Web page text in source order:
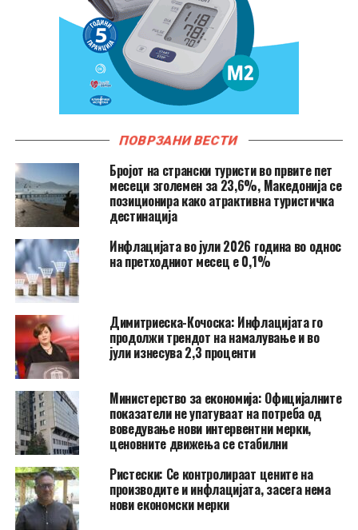
ПОВРЗАНИ ВЕСТИ
Бројот на странски туристи во првите пет
месеци зголемен за 23,6%, Македонија се
позиционира како атрактивна туристичка
дестинација
Инфлацијата во јули 2026 година во однос
на претходниот месец е 0,1%
Димитриеска-Кочоска: Инфлацијата го
продолжи трендот на намалување и во
јули изнесува 2,3 проценти
Министерство за економија: Официјалните
показатели не упатуваат на потреба од
воведување нови интервентни мерки,
ценовните движења се стабилни
Ристески: Се контролираат цените на
производите и инфлацијата, засега нема
нови економски мерки